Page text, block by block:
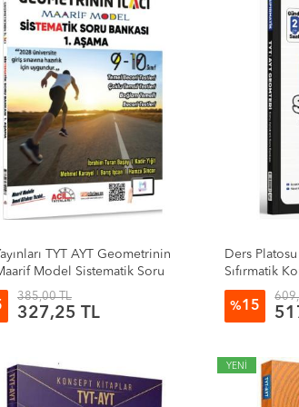
TYT AYT Geometrinin
Maarif Model Sistematik Soru
1
385,00 TL
327,25 TL
Ders
Sıfırmatik
%15
YENİ